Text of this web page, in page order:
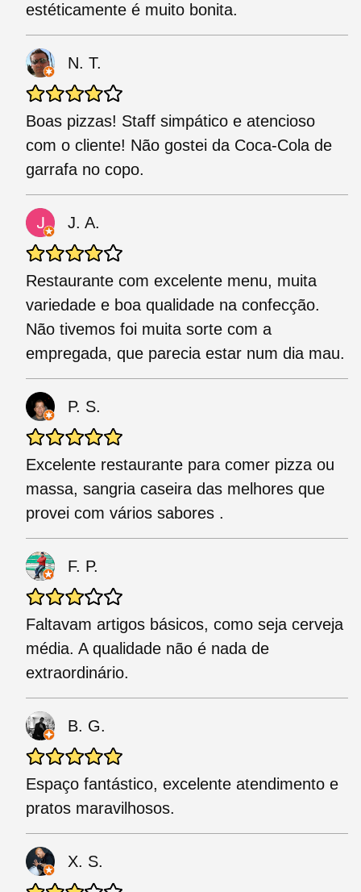
estéticamente é muito bonita.
N. T.
Boas pizzas! Staff simpático e atencioso
com o cliente! Não gostei da Coca-Cola de
garrafa no copo.
J. A.
Restaurante com excelente menu, muita
variedade e boa qualidade na confecção.
Não tivemos foi muita sorte com a
empregada, que parecia estar num dia mau.
P. S.
Excelente restaurante para comer pizza ou
massa, sangria caseira das melhores que
provei com vários sabores .
F. P.
Faltavam artigos básicos, como seja cerveja
média. A qualidade não é nada de
extraordinário.
B. G.
Espaço fantástico, excelente atendimento e
pratos maravilhosos.
X. S.